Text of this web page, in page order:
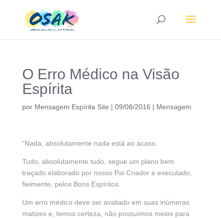
O Erro Médico na Visão
Espírita
por Mensagem Espírita Site | 09/08/2016 | Mensagem
“Nada, absolutamente nada está ao acaso.
Tudo, absolutamente tudo, segue um plano bem
traçado elaborado por nosso Pai Criador e executado,
fielmente, pelos Bons Espíritos.
Um erro médico deve ser avaliado em suas inúmeras
matizes e, temos certeza, não possuímos meios para